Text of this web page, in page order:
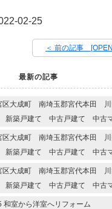
02-25
＜ 前の記事
最新の記事
区大成町 南埼玉郡宮代本田
新築戸建て 中古戸建て 中古
区大成町 南埼玉郡宮代本田
新築戸建て 中古戸建て 中古
区大成町 南埼玉郡宮代本田
新築戸建て 中古戸建て 中古
和室から洋室へリフォーム